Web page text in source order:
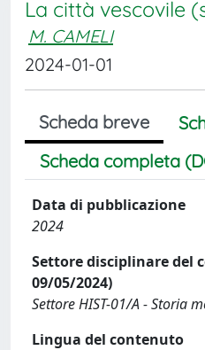
La città vescovile
M. CAMELI
2024-01-01
Scheda breve
Scheda completa
Data di pubblicazione
2024
Settore disciplinare del
09/05/2024)
Settore HIST-01/A - Storia
Lingua del contenuto